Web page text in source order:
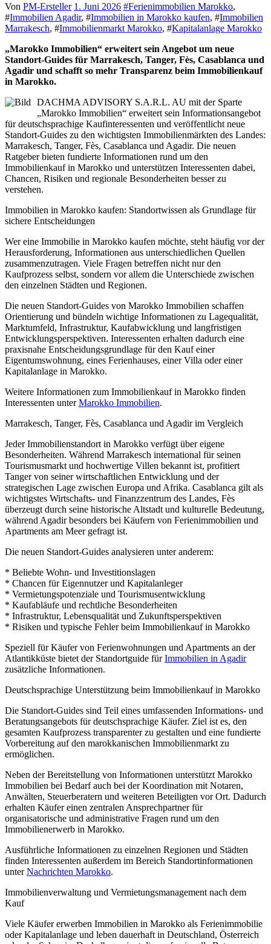
Von PM-Ersteller 1. Juni 2026 #Ferienimmobilien Marokko,
#Immobilien Agadir, #Immobilien in Marokko kaufen, #Immobilien
Marrakesch, #Immobilienmarkt Marokko, #Kapitalanlage Marokko
„Marokko Immobilien“ erweitert sein Angebot um neue
Standort-Guides für Marrakesch, Tanger, Fès, Casablanca und
Agadir und schafft so mehr Transparenz beim Immobilienkauf
in Marokko.
DACHMA ADVISORY S.A.R.L. AU mit der Sparte
„Marokko Immobilien“ erweitert sein Informationsangebot
für deutschsprachige Kaufinteressenten und veröffentlicht neue
Standort-Guides zu den wichtigsten Immobilienmärkten des Landes:
Marrakesch, Tanger, Fès, Casablanca und Agadir. Die neuen
Ratgeber bieten fundierte Informationen rund um den
Immobilienkauf in Marokko und unterstützen Interessenten dabei,
Chancen, Risiken und regionale Besonderheiten besser zu
verstehen.
Immobilien in Marokko kaufen: Standortwissen als Grundlage für
sichere Entscheidungen
Wer eine Immobilie in Marokko kaufen möchte, steht häufig vor der
Herausforderung, Informationen aus unterschiedlichen Quellen
zusammenzutragen. Viele Fragen betreffen nicht nur den
Kaufprozess selbst, sondern vor allem die Unterschiede zwischen
den einzelnen Städten und Regionen.
Die neuen Standort-Guides von Marokko Immobilien schaffen
Orientierung und bündeln wichtige Informationen zu Lagequalität,
Marktumfeld, Infrastruktur, Kaufabwicklung und langfristigen
Entwicklungsperspektiven. Interessenten erhalten dadurch eine
praxisnahe Entscheidungsgrundlage für den Kauf einer
Eigentumswohnung, eines Ferienhauses, einer Villa oder einer
Kapitalanlage in Marokko.
Weitere Informationen zum Immobilienkauf in Marokko finden
Interessenten unterMarokko Immobilien.
Marrakesch, Tanger, Fès, Casablanca und Agadir im Vergleich
Jeder Immobilienstandort in Marokko verfügt über eigene
Besonderheiten. Während Marrakesch international für seinen
Tourismusmarkt und hochwertige Villen bekannt ist, profitiert
Tanger von seiner wirtschaftlichen Entwicklung und der
strategischen Lage zwischen Europa und Afrika. Casablanca gilt als
wichtigstes Wirtschafts- und Finanzzentrum des Landes, Fès
überzeugt durch seine historische Altstadt und kulturelle Bedeutung,
während Agadir besonders bei Käufern von Ferienimmobilien und
Apartments am Meer gefragt ist.
Die neuen Standort-Guides analysieren unter anderem:
* Beliebte Wohn- und Investitionslagen
* Chancen für Eigennutzer und Kapitalanleger
* Vermietungspotenziale und Tourismusentwicklung
* Kaufabläufe und rechtliche Besonderheiten
* Infrastruktur, Lebensqualität und Zukunftsperspektiven
* Risiken und typische Fehler beim Immobilienkauf in Marokko
Speziell für Käufer von Ferienwohnungen und Apartments an der
Atlantikküste bietet der Standortguide fürImmobilien in Agadir
zusätzliche Informationen.
Deutschsprachige Unterstützung beim Immobilienkauf in Marokko
Die Standort-Guides sind Teil eines umfassenden Informations- und
Beratungsangebots für deutschsprachige Käufer. Ziel ist es, den
gesamten Kaufprozess transparenter zu gestalten und eine fundierte
Vorbereitung auf den marokkanischen Immobilienmarkt zu
ermöglichen.
Neben der Bereitstellung von Informationen unterstützt Marokko
Immobilien bei Bedarf auch bei der Koordination mit Notaren,
Anwälten, Steuerberatern und weiteren Beteiligten vor Ort. Dadurch
erhalten Käufer einen zentralen Ansprechpartner für
organisatorische und administrative Fragen rund um den
Immobilienerwerb in Marokko.
Ausführliche Informationen zu einzelnen Regionen und Städten
finden Interessenten außerdem im Bereich Standortinformationen
unterNachrichten Marokko.
Immobilienverwaltung und Vermietungsmanagement nach dem
Kauf
Viele Käufer erwerben Immobilien in Marokko als Ferienimmobilie
oder Kapitalanlage und leben dauerhaft in Deutschland, Österreich